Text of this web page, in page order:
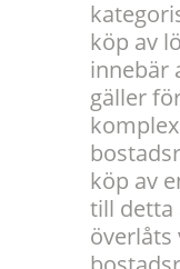
köp av
innebär
gäller
köp av
till detta
överlåts